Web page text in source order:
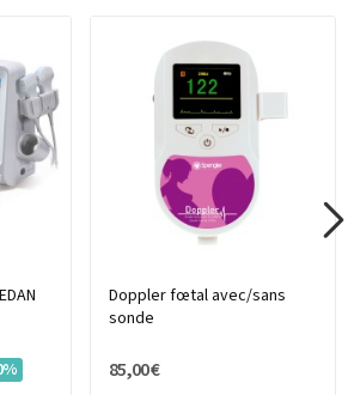
Doppler fœtal avec/sans
sonde
85,00 €